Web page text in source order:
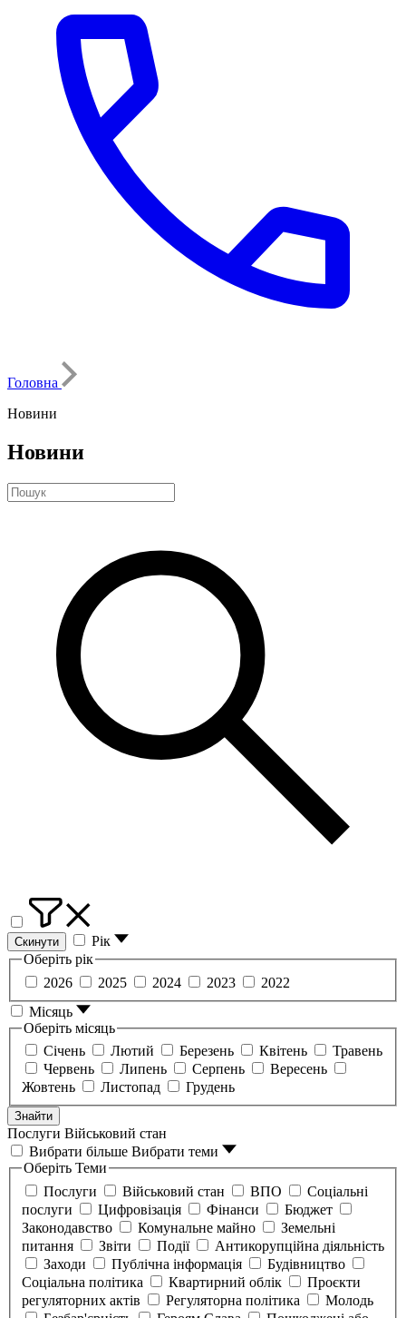
Головна
Новини
Новини
Скинути
Рік
Оберіть рік
2026
2025 2024 2023
2022
Місяць
Оберіть місяць
Січень
Лютий Березень Квітень
Травень
Червень
Липень Серпень
Вересень
Жовтень
Листопад Грудень
Знайти
Послуги Військовий стан
Вибрати більше Вибрати теми
Оберіть Теми
Послуги
Військовий стан ВПО
Соціальні
послуги
Цифровізація Фінанси
Бюджет
Законодавство
Комунальне майно
Земельні
питання
Звіти Події
Антикорупційна діяльність
Заходи
Публічна інформація
Будівництво
Соціальна політика
Квартирний облік
Проєкти
регуляторних актів
Регуляторна політика
Молодь